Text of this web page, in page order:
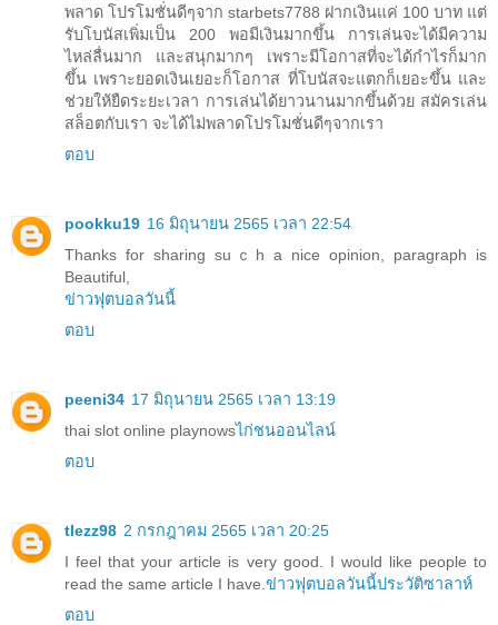
พลาด โปรโมชั่นดีๆจาก starbets7788 ฝากเงินแค่ 100 บาท แต่
รับโบนัสเพิ่มเป็น 200 พอมีเงินมากขึ้น การเล่นจะได้มีความ
ไหล่ลื่นมาก และสนุกมากๆ เพราะมีโอกาสที่จะได้กำไรก็มาก
ขึ้น เพราะยอดเงินเยอะก็โอกาส ที่โบนัสจะแตกก็เยอะขึ้น และ
ช่วยให้ยืดระยะเวลา การเล่นได้ยาวนานมากขึ้นด้วย สมัครเล่น
สล็อตกับเรา จะได้ไม่พลาดโปรโมชั่นดีๆจากเรา
ตอบ
pookku19 16 มิถุนายน 2565 เวลา 22:54
Thanks for sharing suｃh a nice opinion, paragraph is
Beautiful,
ข่าวฟุตบอลวันนี้
ตอบ
peeni34 17 มิถุนายน 2565 เวลา 13:19
thai slot online playnowsไก่ชนออนไลน์
ตอบ
tlezz98 2 กรกฎาคม 2565 เวลา 20:25
I feel that your article is very good. I would like people to
read the same article I have. ข่าวฟุตบอลวันนี้ประวัติซาลาห์
ตอบ